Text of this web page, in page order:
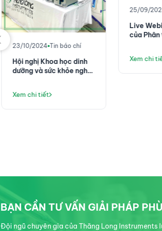
23/10/2024 Tin báo chí
Hội nghị Khoa học dinh
dưỡng và sức khỏe nghề
Xem chi tiết
25/09/
Live
của
nghiệp
Xem chi
BẠN CẦN TƯ VẤN GIẢI PHÁP
Đội ngũ chuyên gia của Thăng Long Instruments